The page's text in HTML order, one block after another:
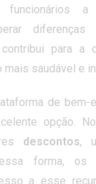
a
para a
mais saudável e
de bem-
opção.
descontos,
forma, os
a esse